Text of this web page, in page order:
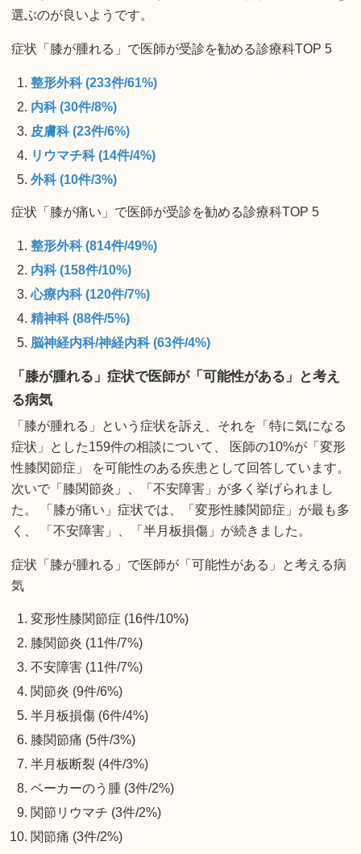
選ぶのが良いようです。
症状「膝が腫れる」で医師が受診を勧める診療科TOP 5
整形外科 (233件/61%)
内科 (30件/8%)
皮膚科 (23件/6%)
リウマチ科 (14件/4%)
外科 (10件/3%)
症状「膝が痛い」で医師が受診を勧める診療科TOP 5
整形外科 (814件/49%)
内科 (158件/10%)
心療内科 (120件/7%)
精神科 (88件/5%)
脳神経内科/神経内科 (63件/4%)
「膝が腫れる」症状で医師が「可能性がある」と考え
る病気
「膝が腫れる」という症状を訴え、それを「特に気になる
症状」とした159件の相談について、 医師の10%が「変形
性膝関節症」 を可能性のある疾患として回答しています。
次いで「膝関節炎」、「不安障害」が多く挙げられまし
た。 「膝が痛い」症状では、「変形性膝関節症」が最も多
く、 「不安障害」、「半月板損傷」が続きました。
症状「膝が腫れる」で医師が「可能性がある」と考える病
気
変形性膝関節症 (16件/10%)
膝関節炎 (11件/7%)
不安障害 (11件/7%)
関節炎 (9件/6%)
半月板損傷 (6件/4%)
膝関節痛 (5件/3%)
半月板断裂 (4件/3%)
ベーカーのう腫 (3件/2%)
関節リウマチ (3件/2%)
関節痛 (3件/2%)